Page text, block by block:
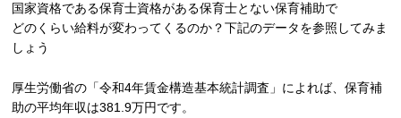
国家資格である保育士資格がある保育士とない保育補助で
どのくらい給料が変わってくるのか？下記のデータを参照してみま
しょう
厚生労働省の「令和4年賃金構造基本統計調査」によれば、保育補
助の平均年収は381.9万円です。